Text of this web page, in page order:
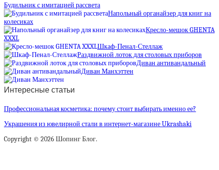
Будильник с имитацией рассвета
Напольный органайзер для книг на
колесиках
Кресло-мешок GHENTA
XXXL
Шкаф-Пенал-Стеллаж
Раздвижной лоток для столовых приборов
Диван антивандальный
Диван Манхэттен
Интересные статьи
Профессиональная косметика: почему стоит выбирать именно ее?
Украшения из ювелирной стали в интернет-магазине Ukrashaki
Copyright © 2026 Шопинг Блог.